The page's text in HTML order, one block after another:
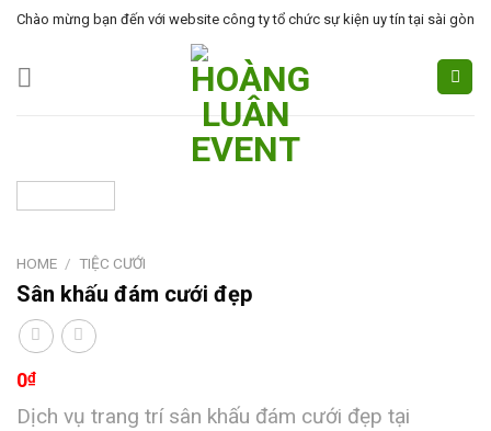
Skip
content
Chào mừng bạn đến với website công ty tổ chức sự kiện uy tín tại sài gòn
HOME / TIỆC CƯỚI
Sân khấu đám cưới đẹp
0₫
Dịch vụ trang trí sân khấu đám cưới đẹp tại